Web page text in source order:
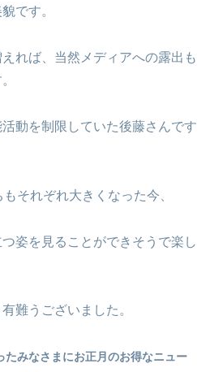
です。
れば、当然メディアへの露出も
動を制限していた後藤さんです
それぞれ大きくなった今、
姿を見ることができそうで楽し
難うございました。
たみなさまにお正月のお得なニュー